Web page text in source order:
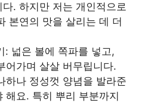
. 하지만 저는 개인적으로
본연의 맛을 살리는 데 더
: 넓은 볼에 쪽파를 넣고,
어가며 살살 버무립니다.
하나 정성껏 양념을 발라준
해요. 특히 뿌리 부분까지